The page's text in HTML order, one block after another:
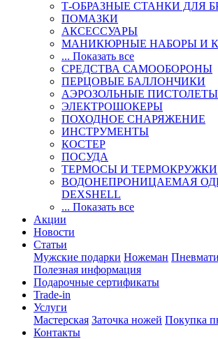
Т-ОБРАЗНЫЕ СТАНКИ ДЛЯ
ПОМАЗКИ
АКСЕССУАРЫ
МАНИКЮРНЫЕ НАБОРЫ И
... Показать все
СРЕДСТВА САМООБОРОНЫ
ПЕРЦОВЫЕ БАЛЛОНЧИКИ
АЭРОЗОЛЬНЫЕ ПИСТОЛЕТЫ
ЭЛЕКТРОШОКЕРЫ
ПОХОДНОЕ СНАРЯЖЕНИЕ
ИНСТРУМЕНТЫ
КОСТЕР
ПОСУДА
ТЕРМОСЫ И ТЕРМОКРУЖКИ
ВОДОНЕПРОНИЦАЕМАЯ
DEXSHELL
... Показать все
Акции
Новости
Статьи
Мужские подарки Ножеман
Полезная информация
Подарочные сертификаты
Trade-in
Услуги
Мастерская Заточка ножей Покупка
Контакты